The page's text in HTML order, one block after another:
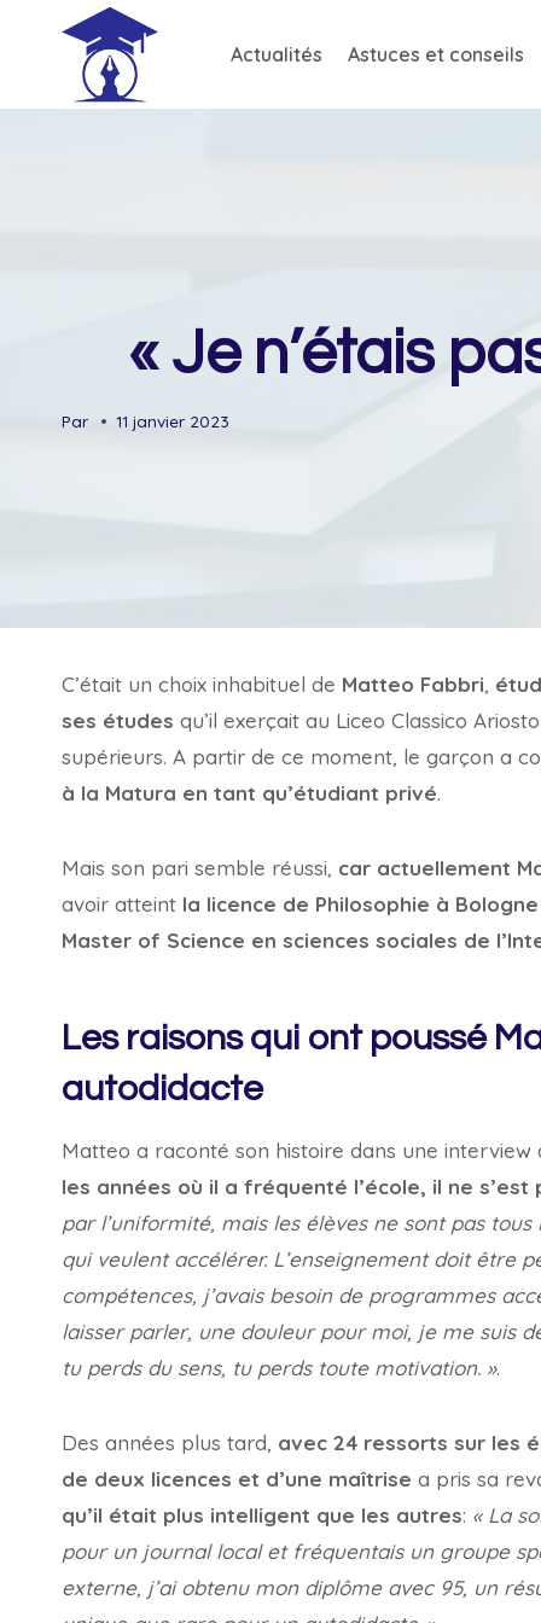
Actualités Astuces et conseils
« Je n’étais
Par 11 janvier 2023
C’était un choix inhabituel de Matteo Fabbri,
ses études qu’il exerçait au Liceo Classico
supérieurs. A partir de ce moment, le garçon a
à la Matura en tant qu’étudiant privé.
Mais son pari semble réussi, car actuellement
avoir atteint la licence de Philosophie à Bologne
Master of Science en sciences sociales de
Les raisons qui ont poussé
autodidacte
Matteo a raconté son histoire dans une interview
les années où il a fréquenté l’école, il ne
par l’uniformité, mais les élèves ne sont pas
qui veulent accélérer. L’enseignement doit être
compétences, j’avais besoin de programmes
laisser parler, une douleur pour moi, je me suis
tu perds du sens, tu perds toute motivation. ».
Des années plus tard, avec 24 ressorts sur les
de deux licences et d’une maîtrise a pris sa
qu’il était plus intelligent que les autres: « La
pour un journal local et fréquentais un groupe
externe, j’ai obtenu mon diplôme avec 95, un